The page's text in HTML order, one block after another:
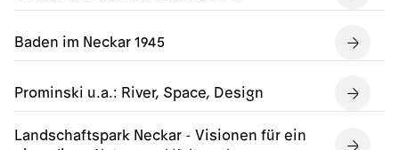
Baden im Neckar 1945
Prominski u.a.: River, Space, Design
Landschaftspark Neckar - Visionen für ein